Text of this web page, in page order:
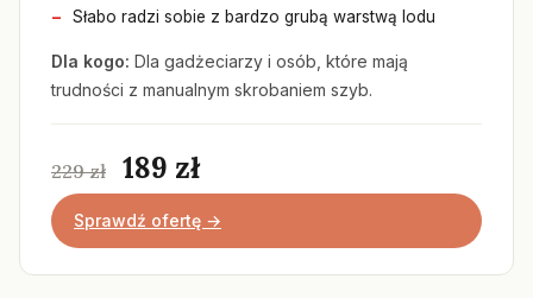
Słabo radzi sobie z bardzo grubą warstwą lodu
Dla kogo: Dla gadżeciarzy i osób, które mają
trudności z manualnym skrobaniem szyb.
229 zł 189 zł
Sprawdź ofertę →